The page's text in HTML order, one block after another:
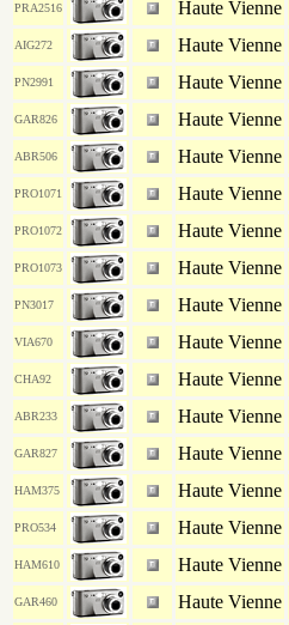
PRA2516 Haute Vienne
AIG272 Haute Vienne
PN2991 Haute Vienne
GAR826 Haute Vienne
ABR506 Haute Vienne
PRO1071 Haute Vienne
PRO1072 Haute Vienne
PRO1073 Haute Vienne
PN3017 Haute Vienne
VIA670 Haute Vienne
CHA92 Haute Vienne
ABR233 Haute Vienne
GAR827 Haute Vienne
HAM375 Haute Vienne
PRO534 Haute Vienne
HAM610 Haute Vienne
GAR460 Haute Vienne